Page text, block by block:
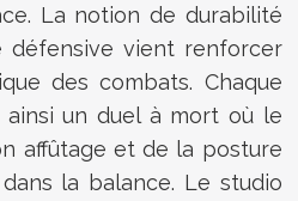
La notion de durabilité
défensive vient renforcer
des combats. Chaque
un duel à mort où le
affûtage et de la posture
la balance. Le studio